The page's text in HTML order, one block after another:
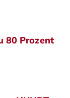
80 Prozent